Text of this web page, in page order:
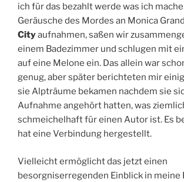
ich für das bezahlt werde was ich
Geräusche des Mordes an Monica
Cityaufnahmen, saßen wir
einem Badezimmer und schlugen mit
auf eine Melone ein. Das allein war
genug, aber später berichteten mir
sie Alpträume bekamen nachdem sie
Aufnahme angehört hatten, was
schmeichelhaft für einen Autor ist. Es
hat eine Verbindung hergestellt.
Vielleicht ermöglicht das jetzt einen
besorgniserregenden Einblick in meine